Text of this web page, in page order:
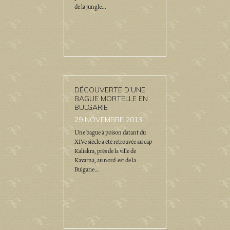
de la jungle...
DÉCOUVERTE D’UNE
BAGUE MORTELLE EN
BULGARIE
29 NOVEMBRE 2013
Une bague à poison datant du
XIVe siècle a été retrouvée au cap
Kaliakra, près de la ville de
Kavarna, au nord-est de la
Bulgarie...